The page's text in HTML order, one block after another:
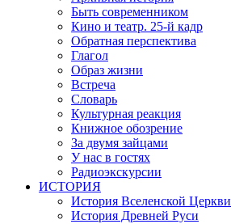
Быть современником
Кино и театр. 25-й кадр
Обратная перспектива
Глагол
Образ жизни
Встреча
Словарь
Культурная реакция
Книжное обозрение
За двумя зайцами
У нас в гостях
Радиоэкскурсии
ИСТОРИЯ
История Вселенской Церкви
История Древней Руси